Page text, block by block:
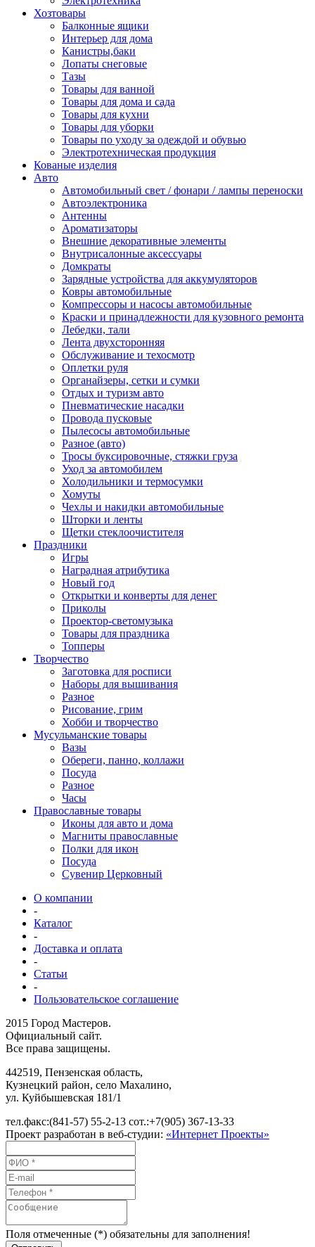
Хозтовары
Балконные ящики
Интерьер для дома
Канистры,баки
Лопаты снеговые
Тазы
Товары для ванной
Товары для дома и сада
Товары для кухни
Товары для уборки
Товары по уходу за одеждой и обувью
Электротехническая продукция
Кованые изделия
Авто
Автомобильный свет / фонари / лампы переноски
Автоэлектроника
Антенны
Ароматизаторы
Внешние декоративные элементы
Внутрисалонные аксессуары
Домкраты
Зарядные устройства для аккумуляторов
Ковры автомобильные
Компрессоры и насосы автомобильные
Краски и принадлежности для кузовного ремонта
Лебедки, тали
Лента двухсторонняя
Обслуживание и техосмотр
Оплетки руля
Органайзеры, сетки и сумки
Отдых и туризм авто
Пневматические насадки
Провода пусковые
Пылесосы автомобильные
Разное (авто)
Тросы буксировочные, стяжки груза
Уход за автомобилем
Холодильники и термосумки
Хомуты
Чехлы и накидки автомобильные
Шторки и ленты
Щетки стеклоочистителя
Праздники
Игры
Наградная атрибутика
Новый год
Открытки и конверты для денег
Приколы
Проектор-светомузыка
Товары для праздника
Топперы
Творчество
Заготовка для росписи
Наборы для вышивания
Разное
Рисование, грим
Хобби и творчество
Мусульманские товары
Вазы
Обереги, панно, коллажи
Посуда
Разное
Часы
Православные товары
Иконы для авто и дома
Магниты православные
Полки для икон
Посуда
Сувенир Церковный
О компании
-
Каталог
-
Доставка и оплата
-
Статьи
-
Пользовательское соглашение
2015 Город Мастеров.
Официальный сайт.
Все права защищены.
442519, Пензенская область,
Кузнецкий район, село Махалино,
ул. Куйбышевская 181/1
тел.факс:(841-57) 55-2-13 сот.:+7(905) 367-13-33
Проект разработан в веб-студии: «Интернет Проекты»
Поля отмеченные (*) обязательны для заполнения!